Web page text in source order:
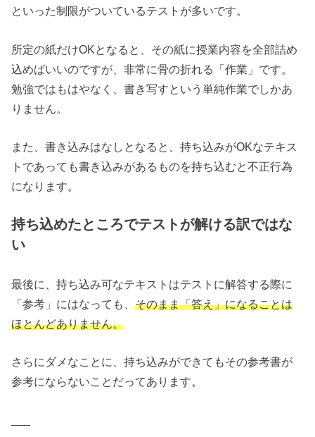
といった制限がついているテストが多いです。
所定の紙だけOKとなると、その紙に授業内容を全部詰め
込めばいいのですが、非常に骨の折れる「作業」です。
勉強ではもはやなく、書き写すという単純作業でしかあ
りません。
また、書き込みはなしとなると、持ち込みがOKなテキス
トであっても書き込みがあるものを持ち込むと不正行為
になります。
持ち込めたところでテストが解ける訳ではな
い
最後に、持ち込み可なテキストはテストに解答する際に
「参考」にはなっても、そのまま「答え」になることは
ほとんどありません。
さらにダメなことに、持ち込みができてもその参考書が
参考にならないことだってあります。